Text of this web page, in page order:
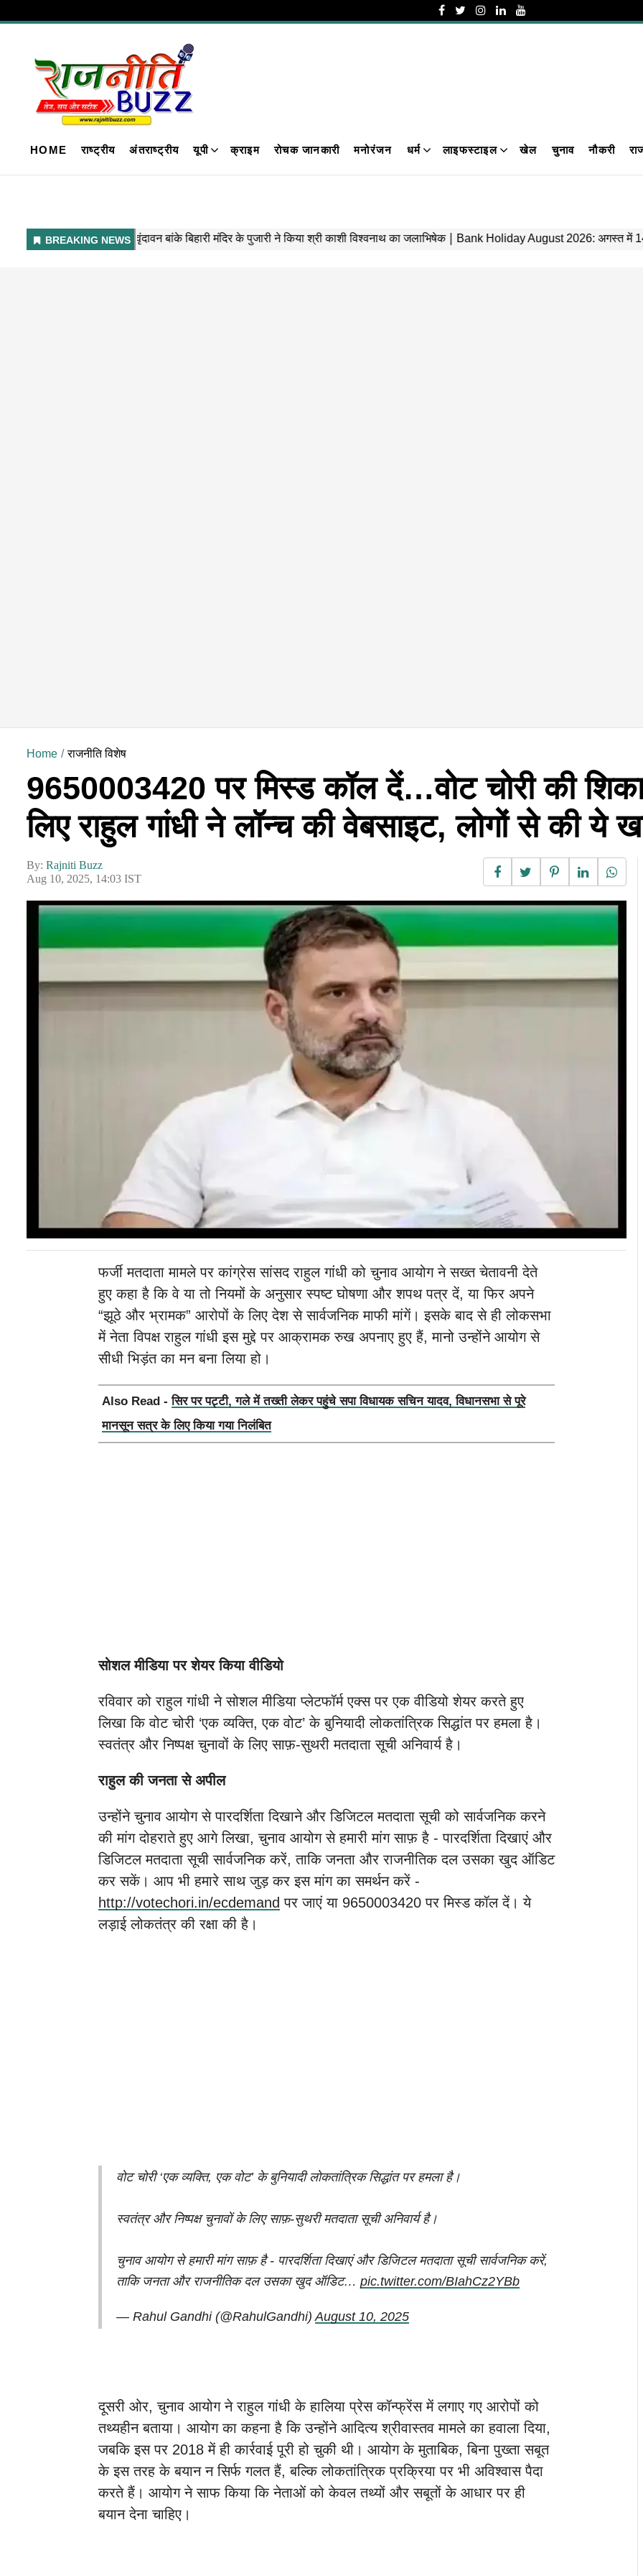
HOME राष्ट्रीय अंतराष्ट्रीय यूपी क्राइम रोचक जानकारी मनोरंजन धर्म लाइफस्टाइल खेल चुनाव नौकरी
Home राजनीति विशेष
9650003420 पर मिस्ड कॉल दें…वोट चोरी की
लिए राहुल गांधी ने लॉन्च की वेबसाइट, लोगों से की ये
By: Rajniti Buzz
Aug 10, 2025, 14:03 IST
फर्जी मतदाता मामले पर कांग्रेस सांसद राहुल गांधी को चुनाव आयोग ने सख्त चेतावनी देते
हुए कहा है कि वे या तो नियमों के अनुसार स्पष्ट घोषणा और शपथ पत्र दें, या फिर अपने
“झूठे और भ्रामक” आरोपों के लिए देश से सार्वजनिक माफी मांगें। इसके बाद से ही लोकसभा
में नेता विपक्ष राहुल गांधी इस मुद्दे पर आक्रामक रुख अपनाए हुए हैं, मानो उन्होंने आयोग से
सीधी भिड़ंत का मन बना लिया हो।
Also Read -सिर पर पट्टी, गले में तख्ती लेकर पहुंचे सपा विधायक सचिन यादव, विधानसभा से पूरे
मानसून सत्र के लिए किया गया निलंबित
सोशल मीडिया पर शेयर किया वीडियो
रविवार को राहुल गांधी ने सोशल मीडिया प्लेटफॉर्म एक्स पर एक वीडियो शेयर करते हुए
लिखा कि वोट चोरी ‘एक व्यक्ति, एक वोट’ के बुनियादी लोकतांत्रिक सिद्धांत पर हमला है।
स्वतंत्र और निष्पक्ष चुनावों के लिए साफ़-सुथरी मतदाता सूची अनिवार्य है।
राहुल की जनता से अपील
उन्होंने चुनाव आयोग से पारदर्शिता दिखाने और डिजिटल मतदाता सूची को सार्वजनिक करने
की मांग दोहराते हुए आगे लिखा, चुनाव आयोग से हमारी मांग साफ़ है - पारदर्शिता दिखाएं और
डिजिटल मतदाता सूची सार्वजनिक करें, ताकि जनता और राजनीतिक दल उसका खुद ऑडिट
कर सकें। आप भी हमारे साथ जुड़ कर इस मांग का समर्थन करें -
http://votechori.in/ecdemand पर जाएं या 9650003420 पर मिस्ड कॉल दें। ये
लड़ाई लोकतंत्र की रक्षा की है।
वोट चोरी ‘एक व्यक्ति, एक वोट’ के बुनियादी लोकतांत्रिक सिद्धांत पर हमला है।
स्वतंत्र और निष्पक्ष चुनावों के लिए साफ़-सुथरी मतदाता सूची अनिवार्य है।
चुनाव आयोग से हमारी मांग साफ़ है - पारदर्शिता दिखाएं और डिजिटल मतदाता सूची सार्वजनिक करें,
ताकि जनता और राजनीतिक दल उसका खुद ऑडिट… pic.twitter.com/BIahCz2YBb
— Rahul Gandhi (@RahulGandhi) August 10, 2025
दूसरी ओर, चुनाव आयोग ने राहुल गांधी के हालिया प्रेस कॉन्फ्रेंस में लगाए गए आरोपों को
तथ्यहीन बताया। आयोग का कहना है कि उन्होंने आदित्य श्रीवास्तव मामले का हवाला दिया,
जबकि इस पर 2018 में ही कार्रवाई पूरी हो चुकी थी। आयोग के मुताबिक, बिना पुख्ता सबूत
के इस तरह के बयान न सिर्फ गलत हैं, बल्कि लोकतांत्रिक प्रक्रिया पर भी अविश्वास पैदा
करते हैं। आयोग ने साफ किया कि नेताओं को केवल तथ्यों और सबूतों के आधार पर ही
बयान देना चाहिए।